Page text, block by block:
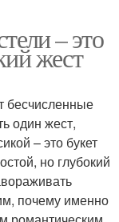
– это
жест
бесчисленные
один жест,
– это букет
но глубокий
почему именно